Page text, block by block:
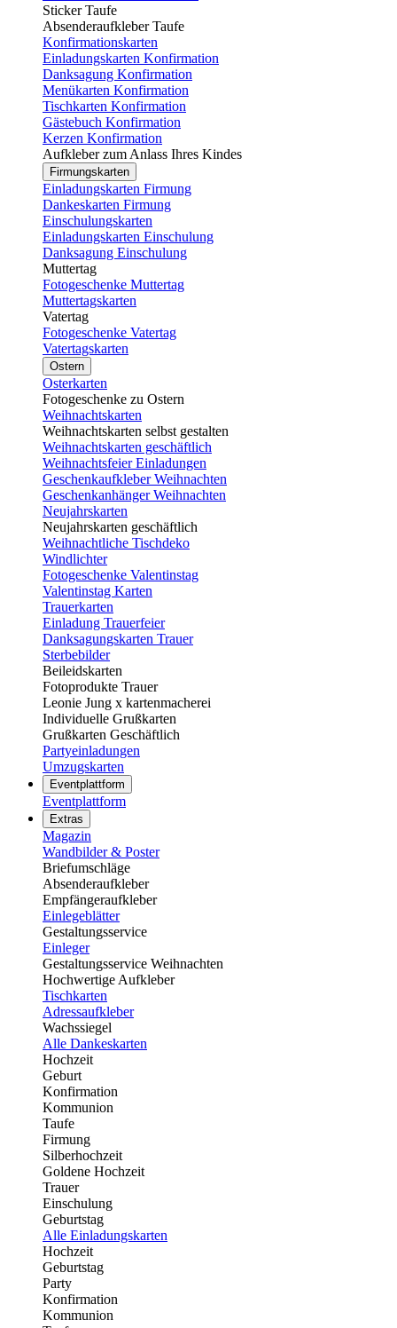
Sticker Taufe
Absenderaufkleber Taufe
Konfirmationskarten
Einladungskarten Konfirmation
Danksagung Konfirmation
Menükarten Konfirmation
Tischkarten Konfirmation
Gästebuch Konfirmation
Kerzen Konfirmation
Aufkleber zum Anlass Ihres Kindes
Firmungskarten
Einladungskarten Firmung
Dankeskarten Firmung
Einschulungskarten
Einladungskarten Einschulung
Danksagung Einschulung
Muttertag
Fotogeschenke Muttertag
Muttertagskarten
Vatertag
Fotogeschenke Vatertag
Vatertagskarten
Ostern
Osterkarten
Fotogeschenke zu Ostern
Weihnachtskarten
Weihnachtskarten selbst gestalten
Weihnachtskarten geschäftlich
Weihnachtsfeier Einladungen
Geschenkaufkleber Weihnachten
Geschenkanhänger Weihnachten
Neujahrskarten
Neujahrskarten geschäftlich
Weihnachtliche Tischdeko
Windlichter
Fotogeschenke Valentinstag
Valentinstag Karten
Trauerkarten
Einladung Trauerfeier
Danksagungskarten Trauer
Sterbebilder
Beileidskarten
Fotoprodukte Trauer
Leonie Jung x kartenmacherei
Individuelle Grußkarten
Grußkarten Geschäftlich
Partyeinladungen
Umzugskarten
Eventplattform
Eventplattform
Extras
Magazin
Wandbilder & Poster
Briefumschläge
Absenderaufkleber
Empfängeraufkleber
Einlegeblätter
Gestaltungsservice
Einleger
Gestaltungsservice Weihnachten
Hochwertige Aufkleber
Tischkarten
Adressaufkleber
Wachssiegel
Alle Dankeskarten
Hochzeit
Geburt
Konfirmation
Kommunion
Taufe
Firmung
Silberhochzeit
Goldene Hochzeit
Trauer
Einschulung
Geburtstag
Alle Einladungskarten
Hochzeit
Geburtstag
Party
Konfirmation
Kommunion